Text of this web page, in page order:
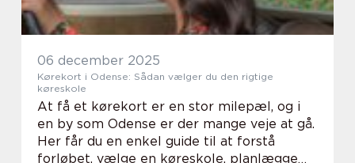
06 december 2025
Kørekort i Odense: Sådan vælger du den rigtige
køreskole
At få et kørekort er en stor milepæl, og i
en by som Odense er der mange veje at gå.
Her får du en enkel guide til at forstå
forløbet, vælge en køreskole, planlægge